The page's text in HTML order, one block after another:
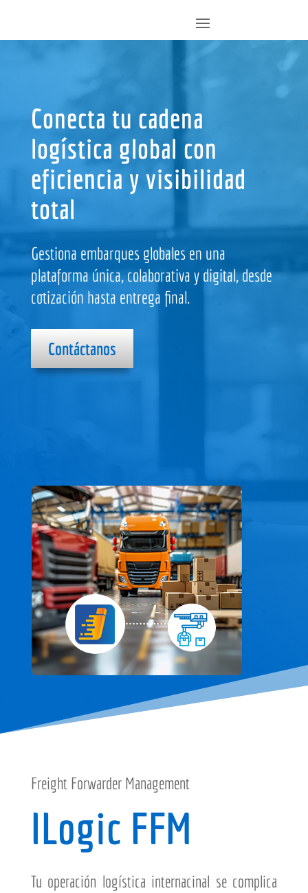
Conecta tu cadena
logística global con
eficiencia y visibilidad
total
Gestiona embarques globales en una
plataforma única, colaborativa y digital, desde
cotización hasta entrega final.
Contáctanos
Freight Forwarder Management
ILogic FFM
Tu operación logística internacinal se complica